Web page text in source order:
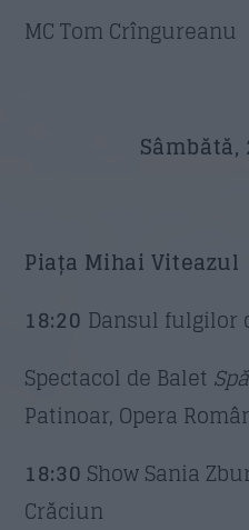
MC Tom Crîngureanu
Sâmbătă,
Piața Mihai Viteazul
18:20 Dansul fulgilor
Spectacol de Balet
Patinoar, Opera
18:30 Show Sania
Crăciun